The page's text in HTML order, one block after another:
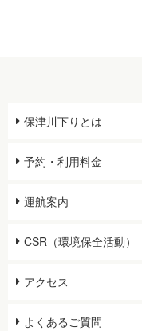
保津川下りとは
予約・利用料金
運航案内
CSR（環境保全活動）
アクセス
よくあるご質問